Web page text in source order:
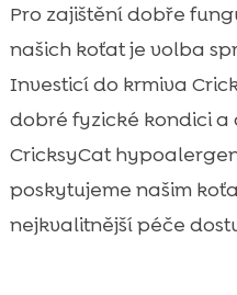
Pro zajištění dobře
našich koťat je volba
Investicí do krmiva
dobré fyzické kondici a
CricksyCat
poskytujeme našim
nejkvalitnější péče